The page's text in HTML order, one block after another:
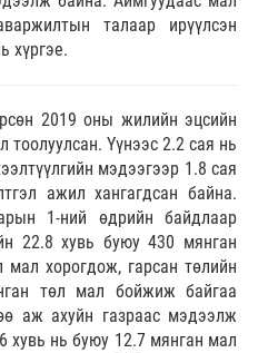
талаар ирүүлсэн
хүргэе.
2019 оны жилийн эцсийн
тоолуулсан. Үүнээс 2.2 сая нь
мэдээгээр 1.8 сая
ажил хангагдсан байна.
1-ний өдрийн байдлаар
22.8 хувь буюу 430 мянган
хорогдож, гарсан төлийн
төл мал бойжиж байгаа
аж ахуйн газраас мэдээлж
хувь нь буюу 12.7 мянган мал